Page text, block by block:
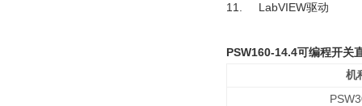
11. LabVIEW驱动
PSW160-14.4可编程开关
机